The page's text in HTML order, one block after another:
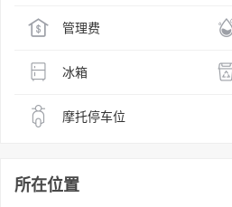
管理费
冰箱
摩托停车位
所在位置